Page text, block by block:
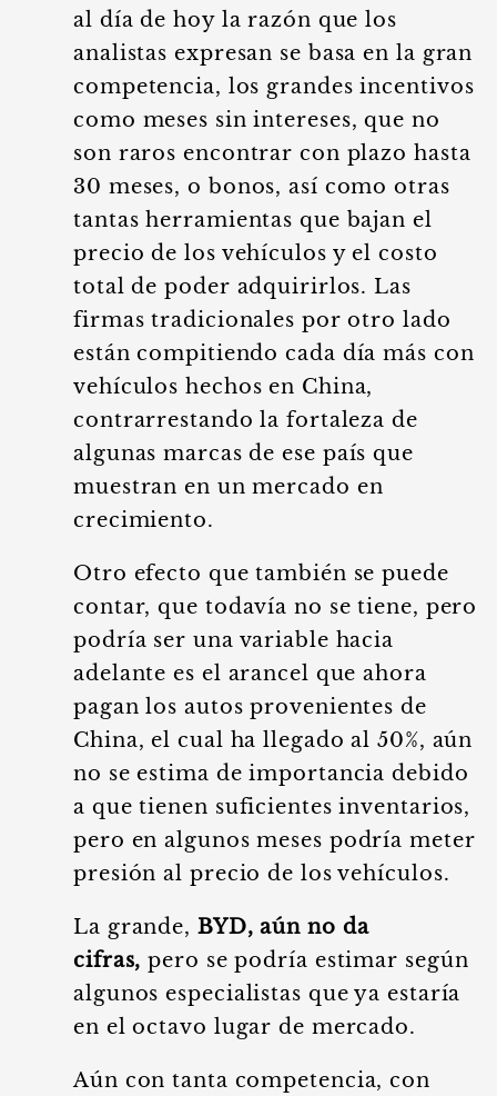
al día de hoy la razón que los
analistas expresan se basa en la gran
competencia, los grandes incentivos
como meses sin intereses, que no
son raros encontrar con plazo hasta
30 meses, o bonos, así como otras
tantas herramientas que bajan el
precio de los vehículos y el costo
total de poder adquirirlos. Las
firmas tradicionales por otro lado
están compitiendo cada día más con
vehículos hechos en China,
contrarrestando la fortaleza de
algunas marcas de ese país que
muestran en un mercado en
crecimiento.
Otro efecto que también se puede
contar, que todavía no se tiene, pero
podría ser una variable hacia
adelante es el arancel que ahora
pagan los autos provenientes de
China, el cual ha llegado al 50%, aún
no se estima de importancia debido
a que tienen suficientes inventarios,
pero en algunos meses podría meter
presión al precio de los vehículos.
La grande, BYD, aún no da
cifras, pero se podría estimar según
algunos especialistas que ya estaría
en el octavo lugar de mercado.
Aún con tanta competencia, con